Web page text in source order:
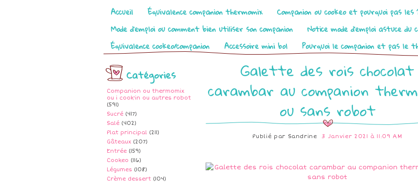
Pages
Accueil Équivalence companion thermomix
Companion ou cookeo et pourquoi pas les
Mode d’emploi ou comment bien utiliser son companion
Notice mode d’emploi astuce
Équivalence cookeo/companion
Accessoire mini bol Pourquoi le companion et pas le
Catégories
Companion ou thermomix
ou i cook'in ou autres robot
(591)
Sucré (417)
Salé (402)
Plat principal (211)
Gâteaux (207)
Entrée (159)
Cookeo (116)
Légumes (108)
Crème dessert (104)
Galette des rois chocolat
carambar au companion
ou sans robot
Publié par Sandrine 3 Janvier 2021 à 11:09 AM